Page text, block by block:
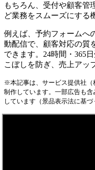
もちろん、受付や顧客管
ど業務をスムーズにする
例えば、予約フォームへ
動配信で、顧客対応の質
できます。24時間・365
こぼしを防ぎ、売上アッ
※本記事は、サービス提供社（
制作しています。一部広告も
しています（景品表示法に基づ